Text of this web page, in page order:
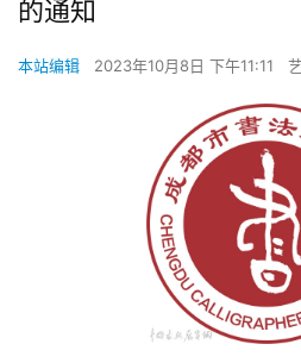
的通知
本站编辑 2023年10月8日 下午11:11